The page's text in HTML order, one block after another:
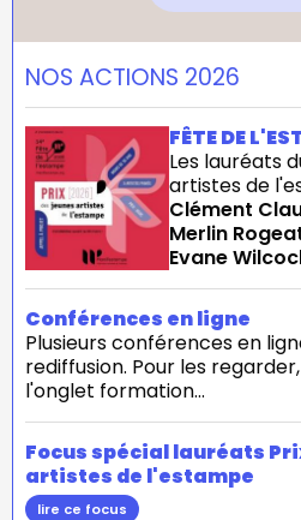
NOS ACTIONS 2026
FÊTE DE
Les lauréats
artistes de
Clément
Merlin
Evane
Conférences en ligne
Plusieurs conférences en
rediffusion. Pour les
l'onglet formation...
Focus spécial lauréats
artistes de l'estampe
lire ce focus